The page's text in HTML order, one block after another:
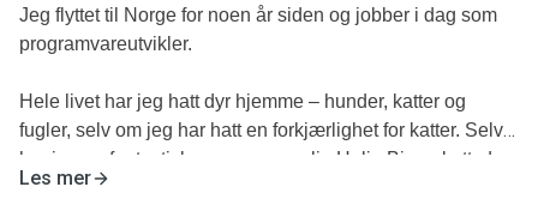
Jeg flyttet til Norge for noen år siden og jobber i dag som
programvareutvikler.
Hele livet har jeg hatt dyr hjemme – hunder, katter og
fugler, selv om jeg har hatt en forkjærlighet for katter. Selv
har jeg en fantastisk og supervennlig Helig Birma katt, du
kan se henne på bildene.
Les mer